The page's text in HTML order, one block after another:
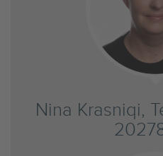
Nina Krasniqi,